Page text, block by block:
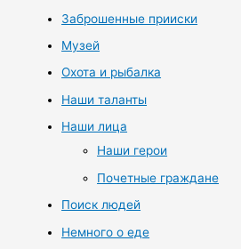
Заброшенные прииски
Музей
Охота и рыбалка
Наши таланты
Наши лица
Наши герои
Почетные граждане
Поиск людей
Немного о еде